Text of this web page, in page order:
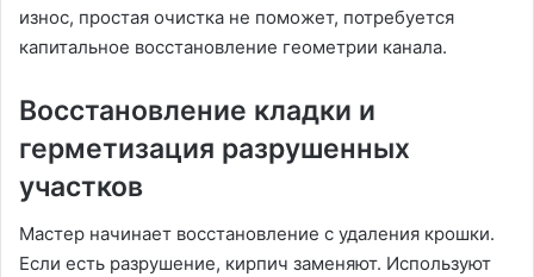
износ, простая очистка не поможет, потребуется
капитальное восстановление геометрии канала.
Восстановление кладки и
герметизация разрушенных
участков
Мастер начинает восстановление с удаления крошки.
Если есть разрушение, кирпич заменяют. Используют